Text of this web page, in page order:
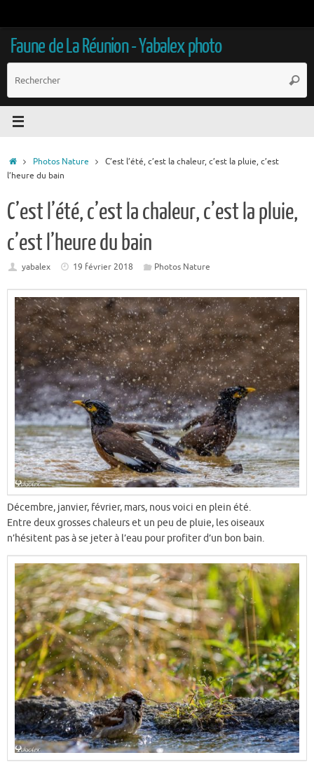
contenu
Faune de La Réunion - Yabalex photo
:
AccueilPhotos Nature
C’est l’été, c’est la chaleur, c’est la pluie, c’est
l’heure du bain
C’est l’été, c’est la chaleur, c’est la pluie,
c’est l’heure du bain
yabalex 19 février 2018 Photos Nature
Décembre, janvier, février, mars, nous voici en plein été.
Entre deux grosses chaleurs et un peu de pluie, les oiseaux
n’hésitent pas à se jeter à l’eau pour profiter d’un bon bain.